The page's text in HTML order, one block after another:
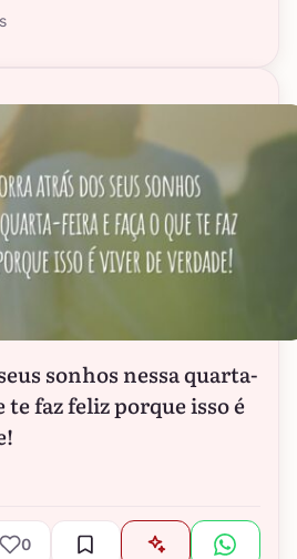
sonhos nessa quarta-
te faz feliz porque isso é
0